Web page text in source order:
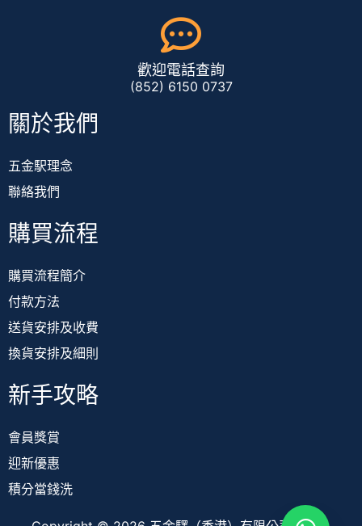
歡迎電話查詢
(852) 6150 0737
關於我們
五金駅理念
聯絡我們
購買流程
購買流程簡介
付款方法
送貨安排及收費
換貨安排及細則
新手攻略
會員獎賞
迎新優惠
積分當錢洗